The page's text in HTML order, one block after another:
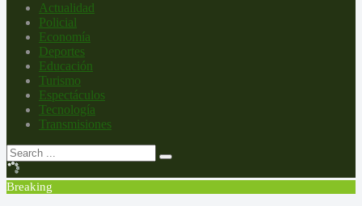
Actualidad
Policial
Economía
Deportes
Educación
Turismo
Espectáculos
Tecnología
Transmisiones
Breaking